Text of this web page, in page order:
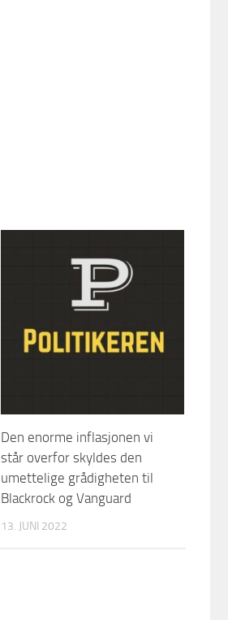
Den enorme inflasjonen vi
står overfor skyldes den
umettelige grådigheten til
Blackrock og Vanguard
13. JUNI 2022